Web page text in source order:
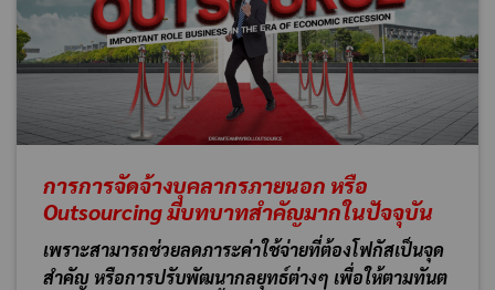
การการจัดจ้างบุคลากรภายนอก หรือ
Outsourcing มีบทบาทสำคัญมากในปัจจุบัน
เพราะสามารถช่วยลดภาระค่าใช้จ่ายที่ต้องโฟกัสเป็นจุด
สำคัญ หรือการปรับพัฒนากลยุทธ์ต่างๆ เพื่อให้ตามทันต